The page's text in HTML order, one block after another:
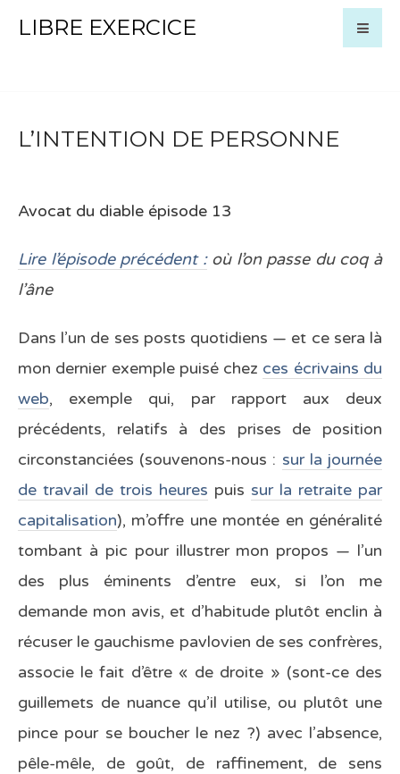
LIBRE EXERCICE
L’INTENTION DE PERSONNE
Avocat du diable épisode 13
Lire l’épisode précédent :où l’on passe du coq à
l’âne
Dans l’un de ses posts quotidiens — et ce sera là
mon dernier exemple puisé chez ces écrivains du
web, exemple qui, par rapport aux deux
précédents, relatifs à des prises de position
circonstanciées (souvenons-nous : sur la journée
de travail de trois heures puis sur la retraite par
capitalisation), m’offre une montée en généralité
tombant à pic pour illustrer mon propos — l’un
des plus éminents d’entre eux, si l’on me
demande mon avis, et d’habitude plutôt enclin à
récuser le gauchisme pavlovien de ses confrères,
associe le fait d’être « de droite » (sont-ce des
guillemets de nuance qu’il utilise, ou plutôt une
pince pour se boucher le nez ?) avec l’absence,
pêle-mêle, de goût, de raffinement, de sens